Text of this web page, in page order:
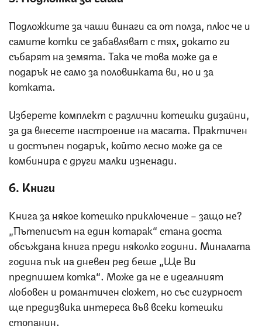
Подложките за чаши винаги са от полза, плюс че и
самите котки се забавляват с тях, докато ги
събарят на земята. Така че това може да е
подарък не само за половинката ви, но и за
котката.
Изберете комплект с различни котешки дизайни,
за да внесете настроение на масата. Практичен
и достъпен подарък, който лесно може да се
комбинира с други малки изненади.
6. Книги
Книга за някое котешко приключение – защо не?
„Пътеписът на един котарак“ стана доста
обсъждана книга преди няколко години. Миналата
година пък на дневен ред беше „Ще Ви
предпишем котка“. Може да не е идеалният
любовен и романтичен сюжет, но със сигурност
ще предизвика интереса във всеки котешки
стопанин.